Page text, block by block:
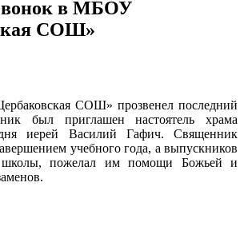
в МБОУ
СОШ»
СОШ» прозвенел последний
был приглашен настоятель храма
иерей Василий Гафич. Священник
учебного года, а выпускников
пожелал им помощи Божьей и